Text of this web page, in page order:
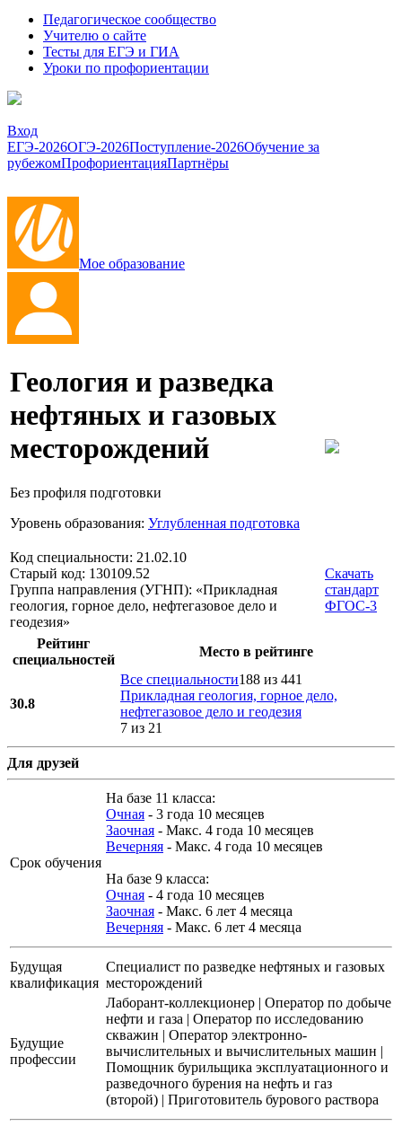
Педагогическое сообщество
Учителю о сайте
Тесты для ЕГЭ и ГИА
Уроки по профориентации
Вход
ЕГЭ-2026ОГЭ-2026Поступление-2026Обучение за
рубежомПрофориентацияПартнёры
Мое образование
Геология и разведка
нефтяных и газовых
месторождений
Без профиля подготовки
Уровень образования: Углубленная подготовка
Код специальности: 21.02.10
Старый код: 130109.52
Группа направления (УГНП): «Прикладная
геология, горное дело, нефтегазовое дело и
геодезия»
Скачать
стандарт
ФГОС-3
Рейтинг
специальностей
Место в рейтинге
30.8
Все специальности188 из 441
Прикладная геология, горное дело,
нефтегазовое дело и геодезия
7 из 21
Для друзей
Срок обучения
На базе 11 класса:
Очная - 3 года 10 месяцев
Заочная - Макс. 4 года 10 месяцев
Вечерняя - Макс. 4 года 10 месяцев
На базе 9 класса:
Очная - 4 года 10 месяцев
Заочная - Макс. 6 лет 4 месяца
Вечерняя - Макс. 6 лет 4 месяца
Будущая
квалификация
Специалист по разведке нефтяных и газовых
месторождений
Будущие
профессии
Лаборант-коллекционер | Оператор по добыче
нефти и газа | Оператор по исследованию
скважин | Оператор электронно-
вычислительных и вычислительных машин |
Помощник бурильщика эксплуатационного и
разведочного бурения на нефть и газ
(второй) | Приготовитель бурового раствора